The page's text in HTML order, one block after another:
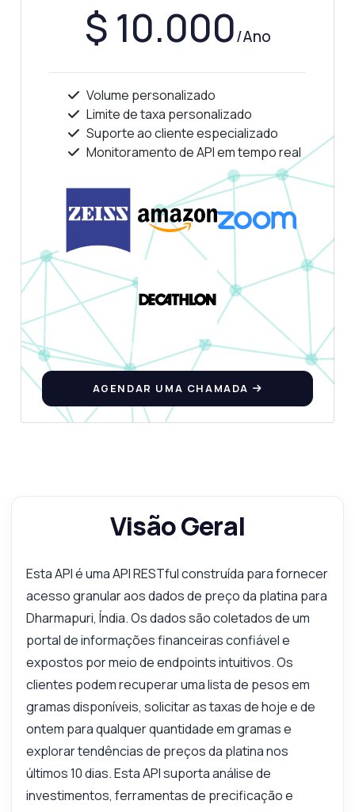
$ 10.000/Ano
Volume personalizado
Limite de taxa personalizado
Suporte ao cliente especializado
Monitoramento de API em tempo real
AGENDAR UMA CHAMADA
Visão Geral
Esta API é uma API RESTful construída para fornecer
acesso granular aos dados de preço da platina para
Dharmapuri, Índia. Os dados são coletados de um
portal de informações financeiras confiável e
expostos por meio de endpoints intuitivos. Os
clientes podem recuperar uma lista de pesos em
gramas disponíveis, solicitar as taxas de hoje e de
ontem para qualquer quantidade em gramas e
explorar tendências de preços da platina nos
últimos 10 dias. Esta API suporta análise de
investimentos, ferramentas de precificação e